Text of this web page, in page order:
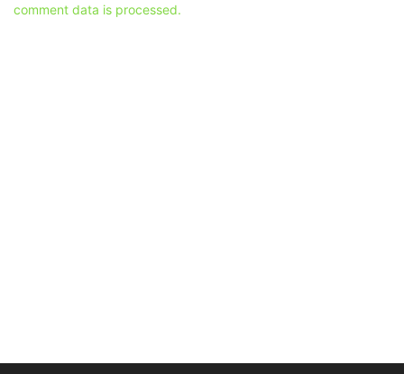
comment data is processed.